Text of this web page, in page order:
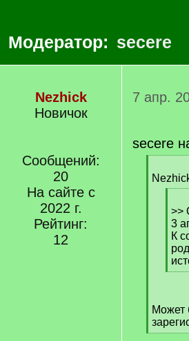
Модератор: secere
Nezhick
Новичок
Сообщений:
20
На сайте с
2022 г.
Рейтинг:
12
7 апр.
secere
q
q
]
>>
3
К
[
]
Может
[